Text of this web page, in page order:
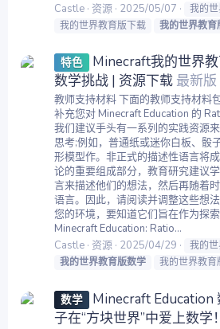
Castle 资源 2025/05/07
我的
我的世界教育版下载
我的世界教育
特色
Minecraft我的世界
数学挑战 | 资源下载 最新版
教师支持材料 下面的教师支持材料
补充您对 Minecraft Education 的
我们建议手头有一系列的实践资源
思考;例如，普通纸或迷你白板、骰
形模型作。非正式的描述性语言将
论的重要组成部分，教育研究建议
言来描述他们的想法，然后再随着
语言。因此，请阅读并调整这些想
您的环境，要知道它们旨在作为探
Minecraft Education: Ratio...
Castle 资源 2025/04/29
我的
我的世界教育版数学
我的世界教育
数学
Minecraft Education
子在“方块世界”中爱上数学！